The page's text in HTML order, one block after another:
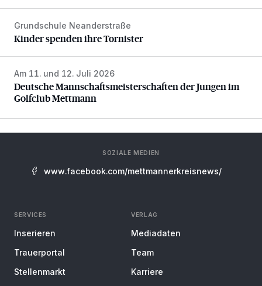
Kinder spenden ihre Tornister
Grundschule Neanderstraße
Kinder spenden ihre Tornister
Deutsche Mannschaftsmeisterschaften der Jungen im
Am 11. und 12. Juli 2026
Deutsche Mannschaftsmeisterschaften der Jungen im
Golfclub Mettmann
SOZIALE MEDIEN
www.facebook.com/mettmannerkreisnews/
SERVICES
Inserieren
Trauerportal
Stellenmarkt
VERLAG
Mediadaten
Team
Karriere